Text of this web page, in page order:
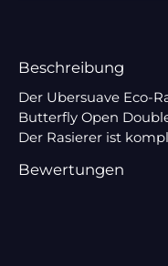
Beschreibung
Der Ubersuave Eco-
Butterfly Open
Der Rasierer ist
Bewertungen